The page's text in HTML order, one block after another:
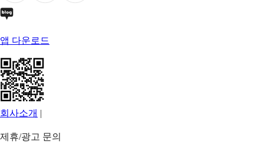
앱 다운로드
회사소개 |
제휴/광고 문의